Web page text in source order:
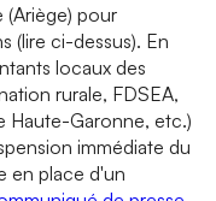
(Ariège) pour
(lire ci-dessus). En
locaux des
rurale, FDSEA,
Haute-Garonne, etc.)
immédiate du
en place d'un